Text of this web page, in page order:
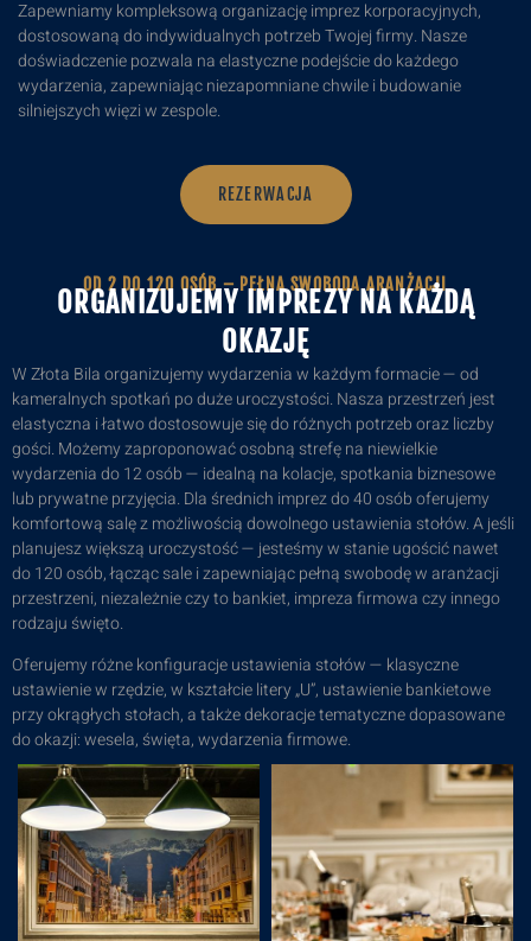
Zapewniamy kompleksową organizację imprez korporacyjnych,
dostosowaną do indywidualnych potrzeb Twojej firmy. Nasze
doświadczenie pozwala na elastyczne podejście do każdego
wydarzenia, zapewniając niezapomniane chwile i budowanie
silniejszych więzi w zespole.
REZERWACJA
OD 2 DO 120 OSÓB – PEŁNA SWOBODA ARANŻACJI
ORGANIZUJEMY IMPREZY NA KAŻDĄ
OKAZJĘ
W Złota Bila organizujemy wydarzenia w każdym formacie — od
kameralnych spotkań po duże uroczystości. Nasza przestrzeń jest
elastyczna i łatwo dostosowuje się do różnych potrzeb oraz liczby
gości. Możemy zaproponować osobną strefę na niewielkie
wydarzenia do 12 osób — idealną na kolacje, spotkania biznesowe
lub prywatne przyjęcia. Dla średnich imprez do 40 osób oferujemy
komfortową salę z możliwością dowolnego ustawienia stołów. A jeśli
planujesz większą uroczystość — jesteśmy w stanie ugościć nawet
do 120 osób, łącząc sale i zapewniając pełną swobodę w aranżacji
przestrzeni, niezależnie czy to bankiet, impreza firmowa czy innego
rodzaju święto.
Oferujemy różne konfiguracje ustawienia stołów — klasyczne
ustawienie w rzędzie, w kształcie litery „U”, ustawienie bankietowe
przy okrągłych stołach, a także dekoracje tematyczne dopasowane
do okazji: wesela, święta, wydarzenia firmowe.